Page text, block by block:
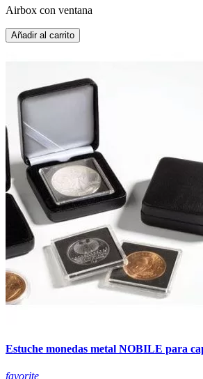
Airbox con ventana
Añadir al carrito
Estuche monedas metal NOBILE para
favorite